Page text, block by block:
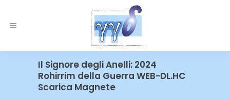
Il Signore degli Anelli: 2024
Rohirrim della Guerra WEB-DL.HC
Scarica Magnete